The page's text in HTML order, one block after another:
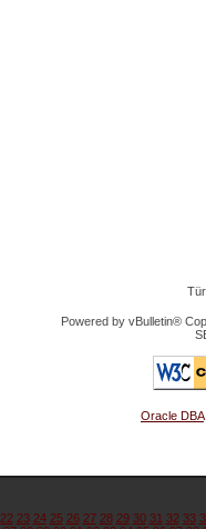
Powered by vBulletin®
Oracle DBA
22 23 24 25 26 27 28 29 30 31 32 33